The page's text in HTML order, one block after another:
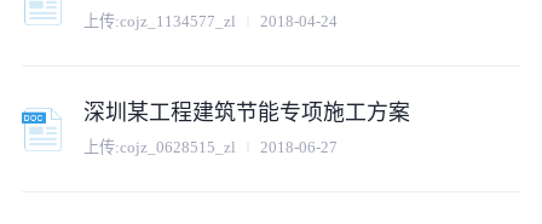
上传:cojz_1134577_zl 2018-04-24
深圳某工程建筑节能专项施工方案
上传:cojz_0628515_zl 2018-06-27